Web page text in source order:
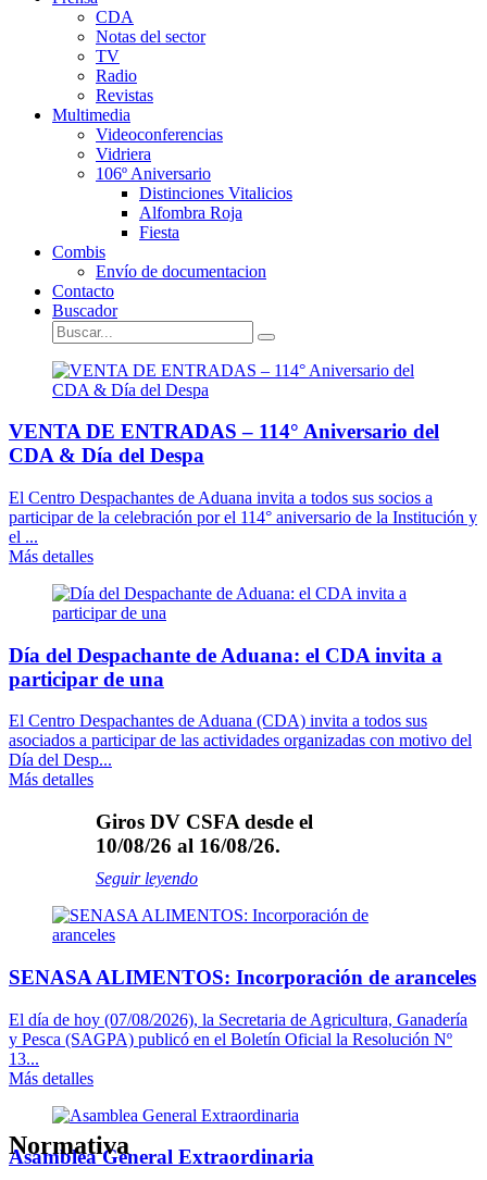
CDA
Notas del sector
TV
Radio
Revistas
Multimedia
Videoconferencias
Vidriera
106º Aniversario
Distinciones Vitalicios
Alfombra Roja
Fiesta
Combis
Envío de documentacion
Contacto
Buscador
VENTA DE ENTRADAS – 114° Aniversario del
CDA & Día del Despa
El Centro Despachantes de Aduana invita a todos sus socios a
participar de la celebración por el 114° aniversario de la Institución y
el ...
Más detalles
Día del Despachante de Aduana: el CDA invita a
participar de una
El Centro Despachantes de Aduana (CDA) invita a todos sus
asociados a participar de las actividades organizadas con motivo del
Día del Desp...
Más detalles
Giros DV CSFA desde el
10/08/26 al 16/08/26.
Seguir leyendo
SENASA ALIMENTOS: Incorporación de aranceles
El día de hoy (07/08/2026), la Secretaria de Agricultura, Ganadería
y Pesca (SAGPA) publicó en el Boletín Oficial la Resolución Nº
13...
Más detalles
Asamblea General Extraordinaria
Normativa